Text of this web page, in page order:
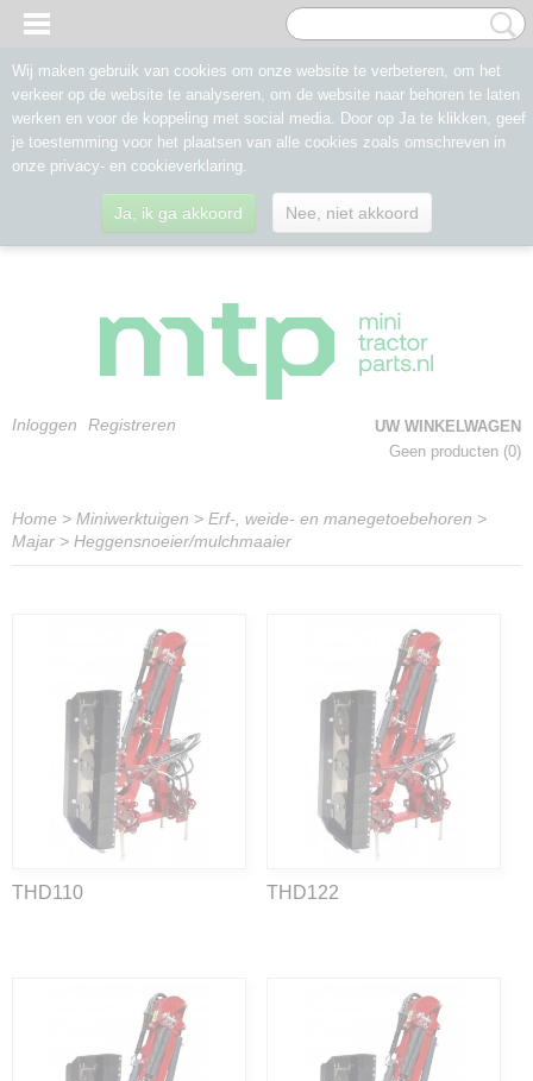
Inloggen Registreren
UW WINKELWAGEN
Geen producten (0)
Home > Miniwerktuigen > Erf-, weide- en manegetoebehoren >
Majar > Heggensnoeier/mulchmaaier
THD110 THD122
Wij maken gebruik van cookies om onze website te verbeteren, om het
verkeer op de website te analyseren, om de website naar behoren te laten
werken en voor de koppeling met social media. Door op Ja te klikken, geef
je toestemming voor het plaatsen van alle cookies zoals omschreven in
onze privacy- en cookieverklaring.
Ja, ik ga akkoord Nee, niet akkoord